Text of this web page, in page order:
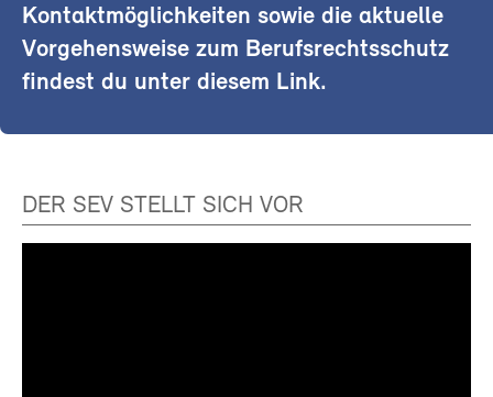
Kontaktmöglichkeiten sowie die aktuelle
Vorgehensweise zum Berufsrechtsschutz
findest du unter diesem Link.
DER SEV STELLT SICH VOR